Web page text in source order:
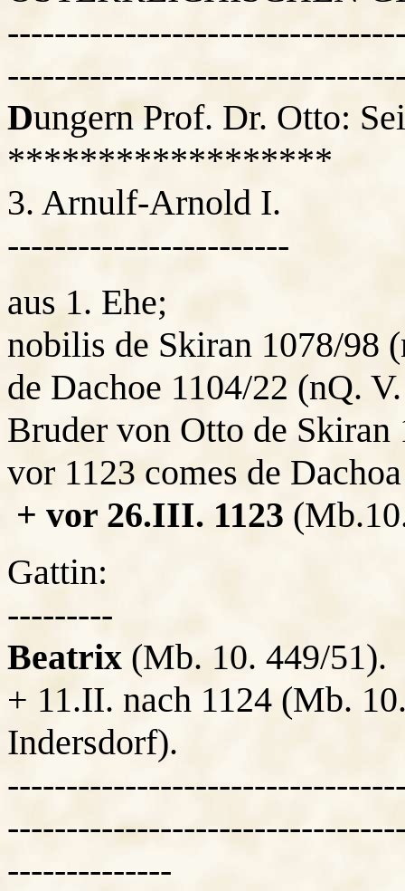
Dungern Prof. Dr. Otto:
******************
3. Arnulf-Arnold I.
------------------------
aus 1. Ehe;
nobilis de Skiran 1078/98
de Dachoe 1104/22 (nQ.
Bruder von Otto de Skiran
vor 1123 comes de
+ vor 26.III. 1123
Gattin:
---------
Beatrix (Mb. 10. 449/51).
+ 11.II. nach 1124 (Mb.
Indersdorf).
--------------